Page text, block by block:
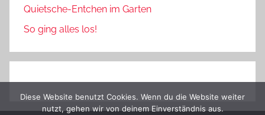
Quietsche-Entchen im Garten
So ging alles los!
Diese Website benutzt Cookies. Wenn du die Website weiter
nutzt, gehen wir von deinem Einverständnis aus.